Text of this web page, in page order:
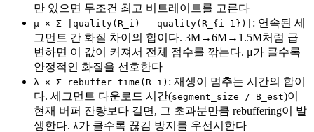
만 있으면 무조건 최고 비트레이트를 고른다
μ × Σ |quality(R_i) - quality(R_{i-1})| : 연속된 세
그먼트 간 화질 차이의 합이다. 3M→6M→1.5M처럼 급
변하면 이 값이 커져서 전체 점수를 깎는다. μ가 클수록
안정적인 화질을 선호한다
λ × Σ rebuffer_time(R_i) : 재생이 멈추는 시간의 합이
다. 세그먼트 다운로드 시간(segment_size / B_est)이
현재 버퍼 잔량보다 길면, 그 초과분만큼 rebuffering이 발
생한다. λ가 클수록 끊김 방지를 우선시한다